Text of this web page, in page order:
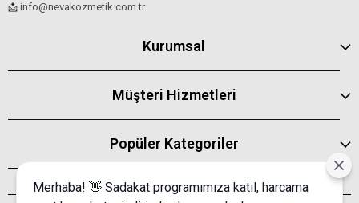
📩 info@nevakozmetik.com.tr
Kurumsal
Müşteri Hizmetleri
Popüler Kategoriler
Merhaba! 👋 Sadakat programımıza katıl, harcama